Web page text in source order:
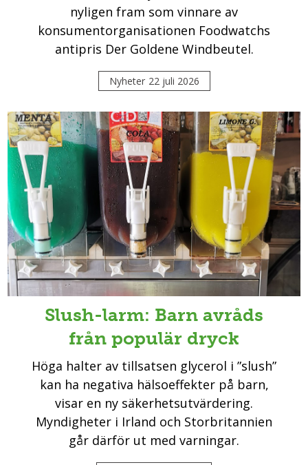
nyligen fram som vinnare av
konsumentorganisationen Foodwatchs
antipris Der Goldene Windbeutel.
Nyheter 22 juli 2026
Slush-larm: Barn avråds
från populär dryck
Höga halter av tillsatsen glycerol i ”slush”
kan ha negativa hälsoeffekter på barn,
visar en ny säkerhetsutvärdering.
Myndigheter i Irland och Storbritannien
går därför ut med varningar.